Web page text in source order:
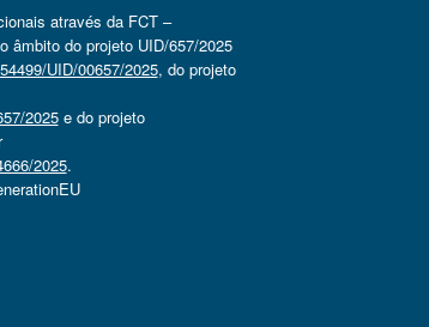
através da FCT –
âmbito do projeto UID/657/2025
UID/00657/2025, do projeto
2025e do projeto
2025.